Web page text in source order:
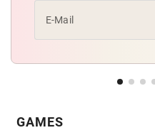
E-Mail
GAMES